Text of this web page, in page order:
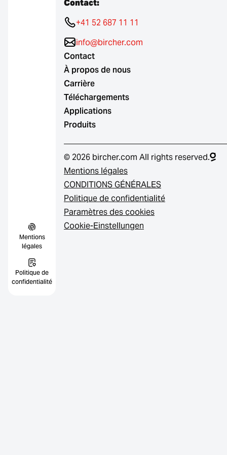
Mentions
légales
Politique de
confidentialité
Contact:
+41 52 687 11 11
info@bircher.com
Contact
À propos de nous
Carrière
Téléchargements
Applications
Produits
© 2026 bircher.com All rights reserved.
Mentions légales
CONDITIONS GÉNÉRALES
Politique de confidentialité
Paramètres des cookies
Cookie-Einstellungen